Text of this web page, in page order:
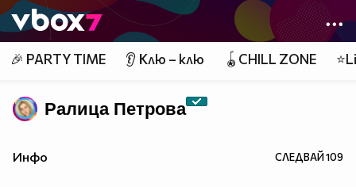
Member of
👾
🎉 PARTY TIME 👂 Клю – клю 🪀CHILL ZONE
Ралица Петровa
Инфо СЛЕДВАЙ109